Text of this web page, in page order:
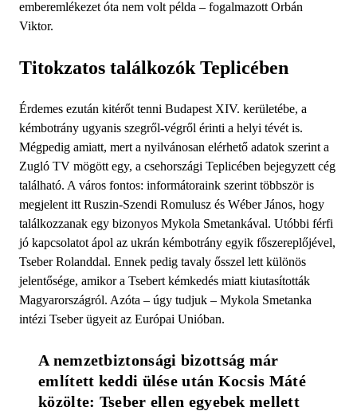
emberemlékezet óta nem volt példa – fogalmazott Orbán
Viktor.
Titokzatos találkozók Teplicében
Érdemes ezután kitérőt tenni Budapest XIV. kerületébe, a
kémbotrány ugyanis szegről-végről érinti a helyi tévét is.
Mégpedig amiatt, mert a nyilvánosan elérhető adatok szerint a
Zugló TV mögött egy, a csehországi Teplicében bejegyzett cég
található. A város fontos: informátoraink szerint többször is
megjelent itt Ruszin-Szendi Romulusz és Wéber János, hogy
találkozzanak egy bizonyos Mykola Smetankával. Utóbbi férfi
jó kapcsolatot ápol az ukrán kémbotrány egyik főszereplőjével,
Tseber Rolanddal. Ennek pedig tavaly ősszel lett különös
jelentősége, amikor a Tsebert kémkedés miatt kiutasították
Magyarországról. Azóta – úgy tudjuk – Mykola Smetanka
intézi Tseber ügyeit az Európai Unióban.
A nemzetbiztonsági bizottság már
említett keddi ülése után Kocsis Máté
közölte: Tseber ellen egyebek mellett